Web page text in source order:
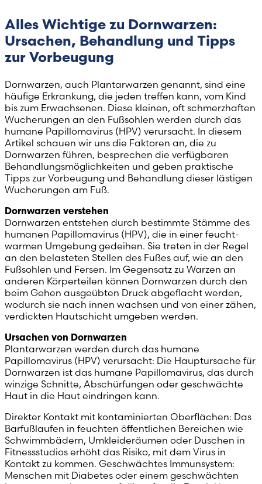
Alles Wichtige zu Dornwarzen:
Ursachen, Behandlung und Tipps
zur Vorbeugung
Dornwarzen, auch Plantarwarzen genannt, sind eine
häufige Erkrankung, die jeden treffen kann, vom Kind
bis zum Erwachsenen. Diese kleinen, oft schmerzhaften
Wucherungen an den Fußsohlen werden durch das
humane Papillomavirus (HPV) verursacht. In diesem
Artikel schauen wir uns die Faktoren an, die zu
Dornwarzen führen, besprechen die verfügbaren
Behandlungsmöglichkeiten und geben praktische
Tipps zur Vorbeugung und Behandlung dieser lästigen
Wucherungen am Fuß.
Dornwarzen verstehen
Dornwarzen entstehen durch bestimmte Stämme des
humanen Papillomavirus (HPV), die in einer feucht-
warmen Umgebung gedeihen. Sie treten in der Regel
an den belasteten Stellen des Fußes auf, wie an den
Fußsohlen und Fersen. Im Gegensatz zu Warzen an
anderen Körperteilen können Dornwarzen durch den
beim Gehen ausgeübten Druck abgeflacht werden,
wodurch sie nach innen wachsen und von einer zähen,
verdickten Hautschicht umgeben werden.
Ursachen von Dornwarzen
Plantarwarzen werden durch das humane
Papillomavirus (HPV) verursacht: Die Hauptursache für
Dornwarzen ist das humane Papillomavirus, das durch
winzige Schnitte, Abschürfungen oder geschwächte
Haut in die Haut eindringen kann.
Direkter Kontakt mit kontaminierten Oberflächen: Das
Barfußlaufen in feuchten öffentlichen Bereichen wie
Schwimmbädern, Umkleideräumen oder Duschen in
Fitnessstudios erhöht das Risiko, mit dem Virus in
Kontakt zu kommen. Geschwächtes Immunsystem:
Menschen mit Diabetes oder einem geschwächten
Moldova (Moldovan)
Morocco (French)
Poland (Polish)
Portugal (Portuguese)
Serbia (Serbian)
Slovenia (Slovene)
Sweden (Swedish)
Switzerland (Deutsch)
Switzerland (French)
Switzerland (Italian)
United Arab Emirates (Arabic)
United Kingdom (English)
United States (English)